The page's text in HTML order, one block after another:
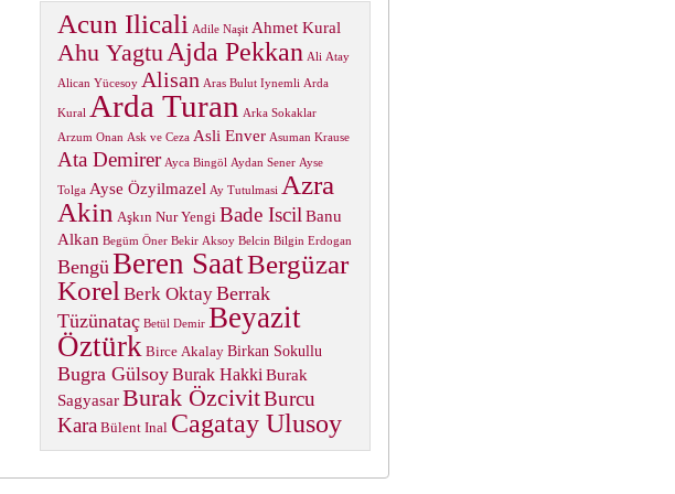
Acun Ilicali Adile Naşit Ahmet Kural
Ahu Yagtu Ajda Pekkan Ali Atay
Alican Yücesoy Alisan Aras Bulut Iynemli Arda
Kural Arda Turan Arka Sokaklar
Arzum Onan Ask ve Ceza Asli Enver Asuman Krause
Ata Demirer Ayca Bingöl Aydan Sener Ayse
Tolga Ayse Özyilmazel Ay Tutulmasi Azra
Akin Aşkın Nur Yengi Bade Iscil Banu
Alkan Begüm Öner Bekir Aksoy Belcin Bilgin Erdogan
BengüBeren SaatBergüzar
Korel Berk OktayBerrak
Tüzünataç Betül Demir Beyazit
Öztürk Birce Akalay Birkan Sokullu
Bugra GülsoyBurak Hakki Burak
Sagyasar Burak ÖzcivitBurcu
Kara Bülent Inal Cagatay Ulusoy